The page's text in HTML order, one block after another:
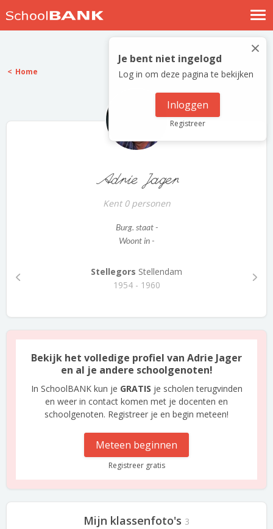
Nostalgische verhalen
Log in
Meld je gratis aan
×
Je bent niet ingelogd
Log in om deze pagina te bekijken
Inloggen
Registreer
Home
Adrie Jager
Kent 0 personen
Burg. staat -
Woont in -
Stellegors Stellendam
1954 - 1960
Bekijk het volledige profiel van Adrie Jager
en al je andere schoolgenoten!
In SchoolBANK kun je GRATIS je scholen terugvinden
en weer in contact komen met je docenten en
schoolgenoten. Registreer je en begin meteen!
Meteen beginnen
Registreer gratis
Mijn klassenfoto's 3